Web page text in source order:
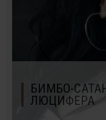
БИМБО-
ЛЮЦИФЕРА